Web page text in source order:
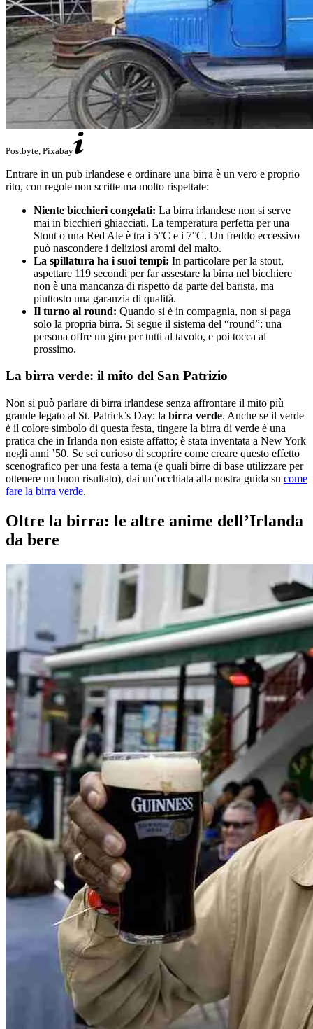
Postbyte, Pixabay
Entrare in un pub irlandese e ordinare una birra è un vero e proprio
rito, con regole non scritte ma molto rispettate:
Niente bicchieri congelati: La birra irlandese non si serve
mai in bicchieri ghiacciati. La temperatura perfetta per una
Stout o una Red Ale è tra i 5°C e i 7°C. Un freddo eccessivo
può nascondere i deliziosi aromi del malto.
La spillatura ha i suoi tempi: In particolare per la stout,
aspettare 119 secondi per far assestare la birra nel bicchiere
non è una mancanza di rispetto da parte del barista, ma
piuttosto una garanzia di qualità.
Il turno al round: Quando si è in compagnia, non si paga
solo la propria birra. Si segue il sistema del “round”: una
persona offre un giro per tutti al tavolo, e poi tocca al
prossimo.
La birra verde: il mito del San Patrizio
Non si può parlare di birra irlandese senza affrontare il mito più
grande legato al St. Patrick’s Day: la birra verde. Anche se il verde
è il colore simbolo di questa festa, tingere la birra di verde è una
pratica che in Irlanda non esiste affatto; è stata inventata a New York
negli anni ’50. Se sei curioso di scoprire come creare questo effetto
scenografico per una festa a tema (e quali birre di base utilizzare per
ottenere un buon risultato), dai un’occhiata alla nostra guida su come
fare la birra verde.
Oltre la birra: le altre anime dell’Irlanda
da bere